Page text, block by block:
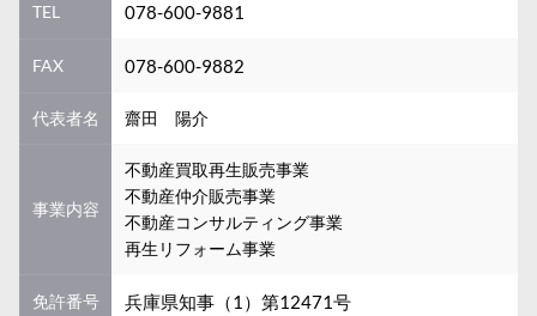
TEL 078-600-9881
FAX 078-600-9882
代表者名 齋田　陽介
事業内容
不動産買取再生販売事業
不動産仲介販売事業
不動産コンサルティング事業
再生リフォーム事業
免許番号 兵庫県知事（1）第12471号